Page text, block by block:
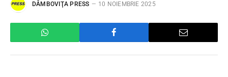
DÂMBOVIŢA PRESS 10 NOIEMBRIE 2025